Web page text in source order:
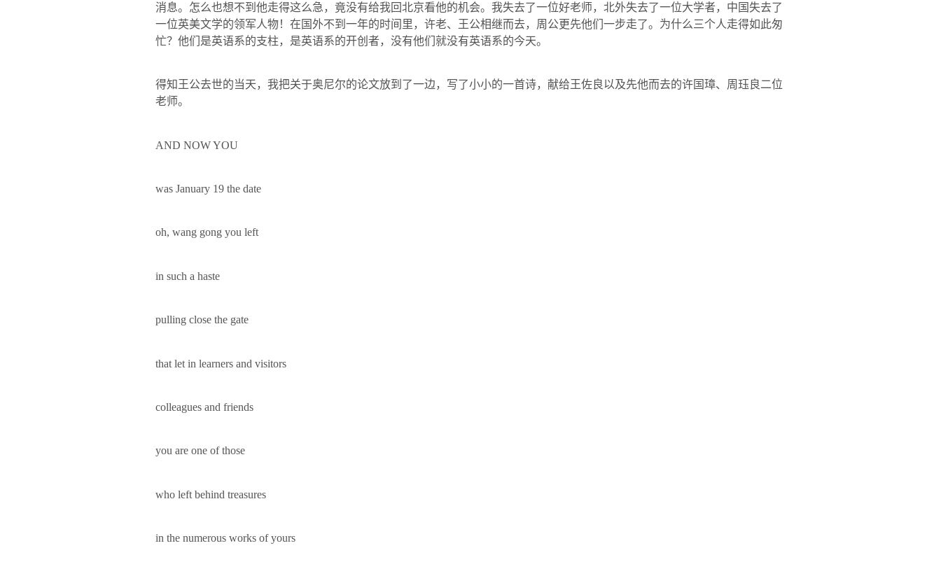
消息。怎么也想不到他走得这么急，竟没有给我回北京看他的机会。我失去了一位好老师，北外失去了一位大学者，中国失去了
一位英美文学的领军人物！在国外不到一年的时间里，许老、王公相继而去，周公更先他们一步走了。为什么三个人走得如此匆
忙？他们是英语系的支柱，是英语系的开创者，没有他们就没有英语系的今天。
得知王公去世的当天，我把关于奥尼尔的论文放到了一边，写了小小的一首诗，献给王佐良以及先他而去的许国璋、周珏良二位
老师。
AND NOW YOU
was January 19 the date
oh, wang gong you left
in such a haste
pulling close the gate
that let in learners and visitors
colleagues and friends
you are one of those
who left behind treasures
in the numerous works of yours